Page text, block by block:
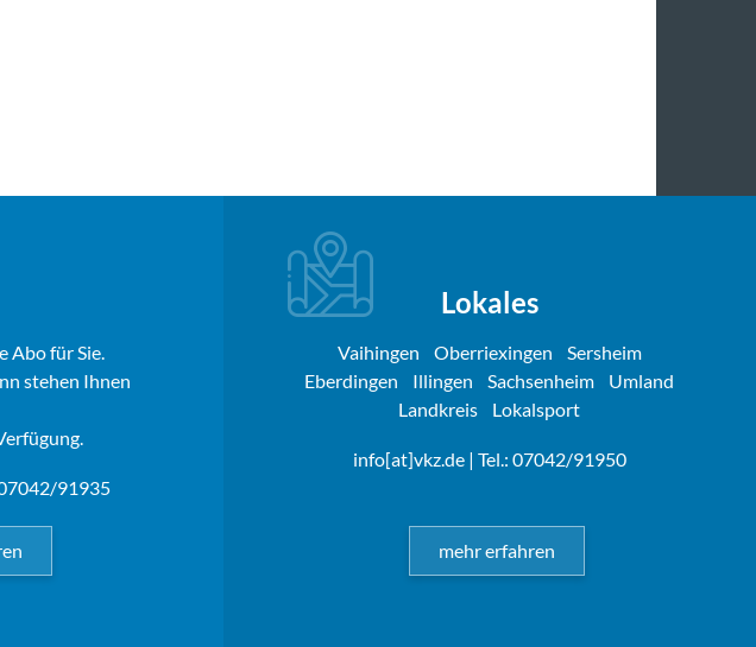
Abo für Sie.
stehen Ihnen
91935
Lokales
Vaihingen Oberriexingen
Sersheim
Eberdingen
Illingen Sachsenheim
Umland
Landkreis
Lokalsport
info[at]vkz.de| Tel.: 07042/91950
mehr erfahren